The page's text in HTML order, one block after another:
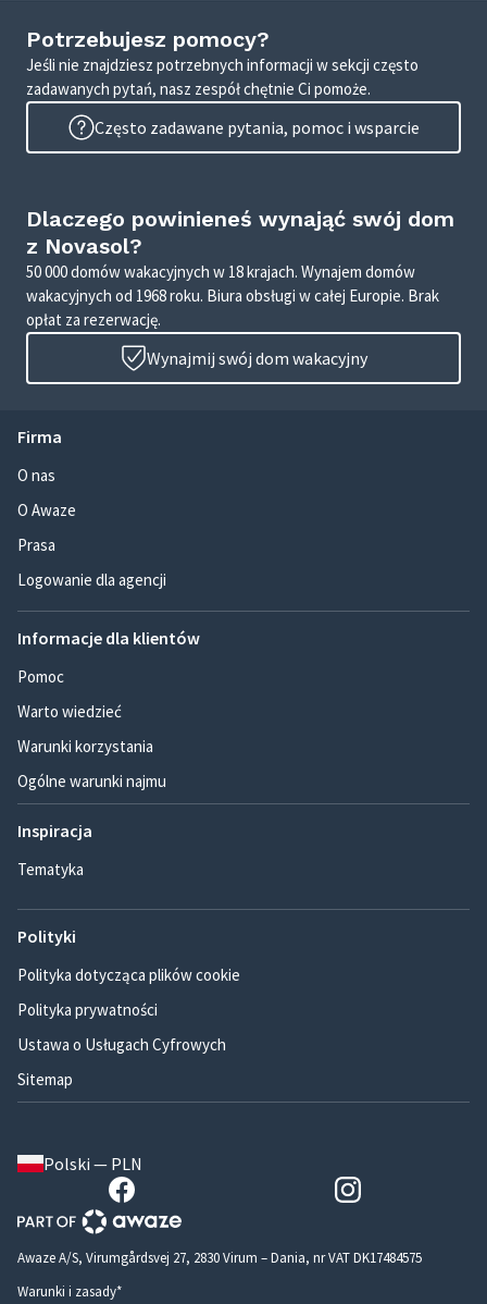
Potrzebujesz pomocy?
Jeśli nie znajdziesz potrzebnych informacji w sekcji często
zadawanych pytań, nasz zespół chętnie Ci pomoże.
Często zadawane pytania, pomoc i wsparcie
Dlaczego powinieneś wynająć swój dom
z Novasol?
50 000 domów wakacyjnych w 18 krajach. Wynajem domów
wakacyjnych od 1968 roku. Biura obsługi w całej Europie. Brak
opłat za rezerwację.
Wynajmij swój dom wakacyjny
Firma
O nas
O Awaze
Prasa
Logowanie dla agencji
Informacje dla klientów
Pomoc
Warto wiedzieć
Warunki korzystania
Ogólne warunki najmu
Inspiracja
Tematyka
Polityki
Polityka dotycząca plików cookie
Polityka prywatności
Ustawa o Usługach Cyfrowych
Sitemap
Polski — PLN
Awaze A/S, Virumgårdsvej 27, 2830 Virum – Dania, nr VAT DK17484575
Warunki i zasady*